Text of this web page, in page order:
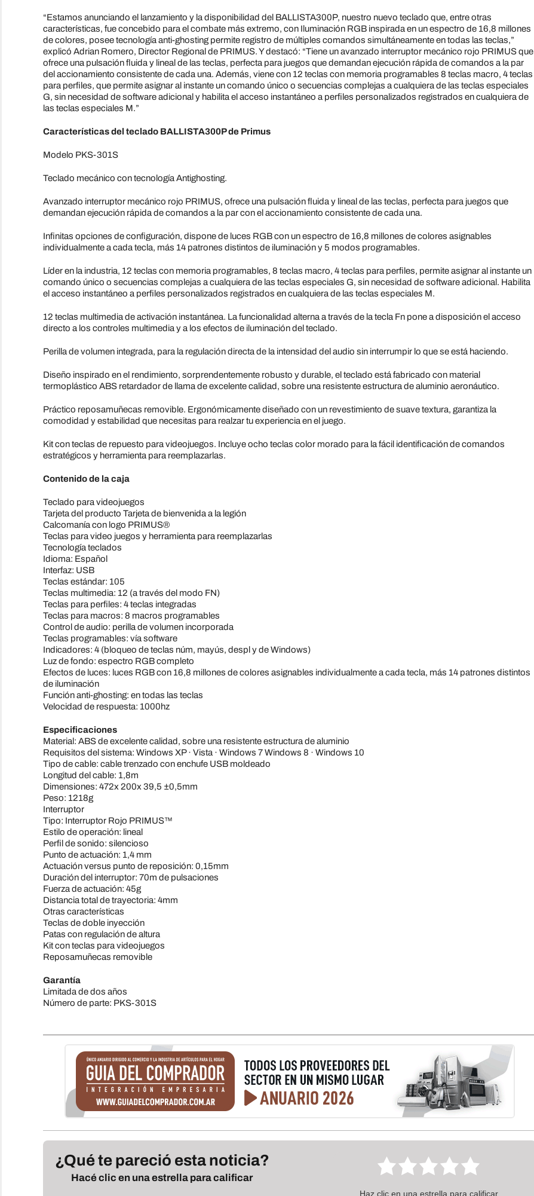
“Estamos anunciando el lanzamiento y la disponibilidad del BALLISTA300P, nuestro nuevo teclado que, entre otras
características, fue concebido para el combate más extremo, con Iluminación RGB inspirada en un espectro de 16,8 millones
de colores, posee tecnología anti-ghosting permite registro de múltiples comandos simultáneamente en todas las teclas,”
explicó Adrian Romero, Director Regional de PRIMUS. Y destacó: “Tiene un avanzado interruptor mecánico rojo PRIMUS que
ofrece una pulsación fluida y lineal de las teclas, perfecta para juegos que demandan ejecución rápida de comandos a la par
del accionamiento consistente de cada una. Además, viene con 12 teclas con memoria programables 8 teclas macro, 4 teclas
para perfiles, que permite asignar al instante un comando único o secuencias complejas a cualquiera de las teclas especiales
G, sin necesidad de software adicional y habilita el acceso instantáneo a perfiles personalizados registrados en cualquiera de
las teclas especiales M.”
Características del teclado BALLISTA300P de Primus
Modelo PKS-301S
Teclado mecánico con tecnología Antighosting.
Avanzado interruptor mecánico rojo PRIMUS, ofrece una pulsación fluida y lineal de las teclas, perfecta para juegos que
demandan ejecución rápida de comandos a la par con el accionamiento consistente de cada una.
Infinitas opciones de configuración, dispone de luces RGB con un espectro de 16,8 millones de colores asignables
individualmente a cada tecla, más 14 patrones distintos de iluminación y 5 modos programables.
Líder en la industria, 12 teclas con memoria programables, 8 teclas macro, 4 teclas para perfiles, permite asignar al instante un
comando único o secuencias complejas a cualquiera de las teclas especiales G, sin necesidad de software adicional. Habilita
el acceso instantáneo a perfiles personalizados registrados en cualquiera de las teclas especiales M.
12 teclas multimedia de activación instantánea. La funcionalidad alterna a través de la tecla Fn pone a disposición el acceso
directo a los controles multimedia y a los efectos de iluminación del teclado.
Perilla de volumen integrada, para la regulación directa de la intensidad del audio sin interrumpir lo que se está haciendo.
Diseño inspirado en el rendimiento, sorprendentemente robusto y durable, el teclado está fabricado con material
termoplástico ABS retardador de llama de excelente calidad, sobre una resistente estructura de aluminio aeronáutico.
Práctico reposamuñecas removible. Ergonómicamente diseñado con un revestimiento de suave textura, garantiza la
comodidad y estabilidad que necesitas para realzar tu experiencia en el juego.
Kit con teclas de repuesto para videojuegos. Incluye ocho teclas color morado para la fácil identificación de comandos
estratégicos y herramienta para reemplazarlas.
Contenido de la caja
Teclado para videojuegos
Tarjeta del producto Tarjeta de bienvenida a la legión
Calcomanía con logo PRIMUS®
Teclas para video juegos y herramienta para reemplazarlas
Tecnología teclados
Idioma: Español
Interfaz: USB
Teclas estándar: 105
Teclas multimedia: 12 (a través del modo FN)
Teclas para perfiles: 4 teclas integradas
Teclas para macros: 8 macros programables
Control de audio: perilla de volumen incorporada
Teclas programables: vía software
Indicadores: 4 (bloqueo de teclas núm, mayús, despl y de Windows)
Luz de fondo: espectro RGB completo
Efectos de luces: luces RGB con 16,8 millones de colores asignables individualmente a cada tecla, más 14 patrones distintos
de iluminación
Función anti-ghosting: en todas las teclas
Velocidad de respuesta: 1000hz
Especificaciones
Material: ABS de excelente calidad, sobre una resistente estructura de aluminio
Requisitos del sistema: Windows XP · Vista · Windows 7 Windows 8 · Windows 10
Tipo de cable: cable trenzado con enchufe USB moldeado
Longitud del cable: 1,8m
Dimensiones: 472x 200x 39,5 ±0,5mm
Peso: 1218g
Interruptor
Tipo: Interruptor Rojo PRIMUS™
Estilo de operación: lineal
Perfil de sonido: silencioso
Punto de actuación: 1,4 mm
Actuación versus punto de reposición: 0,15mm
Duración del interruptor: 70m de pulsaciones
Fuerza de actuación: 45g
Distancia total de trayectoria: 4mm
Otras características
Teclas de doble inyección
Patas con regulación de altura
Kit con teclas para videojuegos
Reposamuñecas removible
Garantía
Limitada de dos años
Número de parte: PKS-301S
¿Qué te pareció esta noticia?
Hacé clic en una estrella para calificar
Haz clic en una estrella para calificar